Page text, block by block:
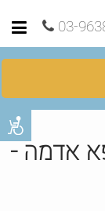
03-
אדמה -